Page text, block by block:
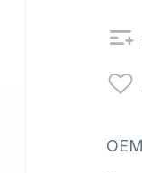
для
OEM